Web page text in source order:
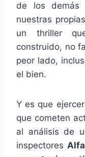
de los demás
nuestras
un thriller
construido, no
peor lado,
el bien.
Y es que
que cometen
al análisis de
inspectores